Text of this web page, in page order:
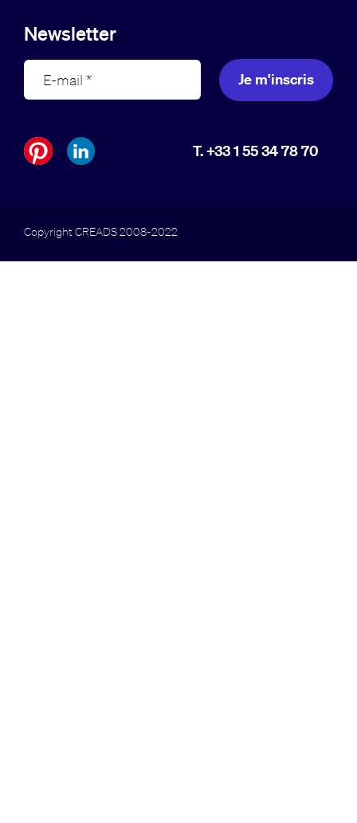
Newsletter
Je m'inscris
T. +33 1 55 34 78 70
Copyright CREADS 2008-2022